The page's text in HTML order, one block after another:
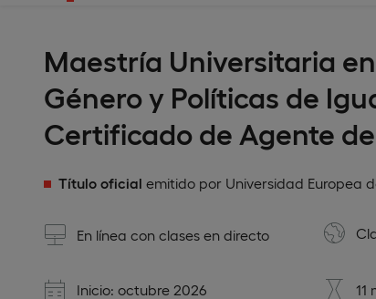
Maestría Universitaria
Género y Políticas de
Certificado de Agente
Título oficial emitido por Universidad Europea
En línea con clases en directo
Inicio: octubre 2026 11